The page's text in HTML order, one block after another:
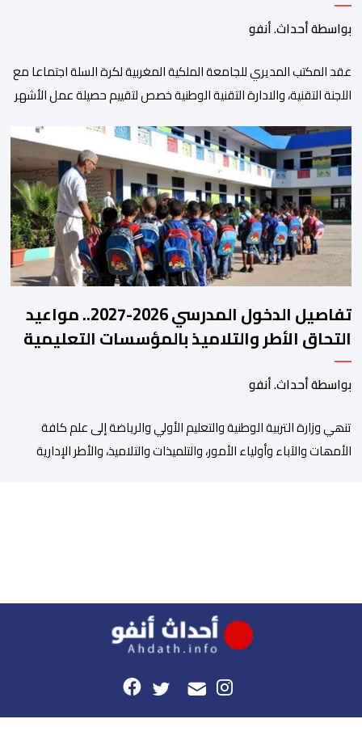
بواسطة أحداث. أنفو
عقد المكتب المديري للجامعة الملكية المغربية لكرة السلة اجتماعا مع
اللجنة التقنية، والادارة التقنية الوطنية خصص لتقييم حصيلة عمل الأشهر
المنتخبات الوطنية خلال الفترة الأخيرة. وشهد الاجتماع تقديم عرض
مفصل حول مشاركة المنتخبين الوطنيين لأقل من 18 سنة، إناثا وذكورا،
من طرف اللجنة التقنية التي واكبت كل […]
تفاصيل الدخول المدرسي 2026-2027.. مواعيد
التحاق الأطر والتلاميذ بالمؤسسات التعليمية
بواسطة أحداث. أنفو
تنھي وزارة التربیة الوطنیة والتعلیم الأولي والریاضة إلى علم كافة
الأمھات والآباء وأولیاء الأمور، والتلمیذات والتلامیذ، والأطر الإداریة